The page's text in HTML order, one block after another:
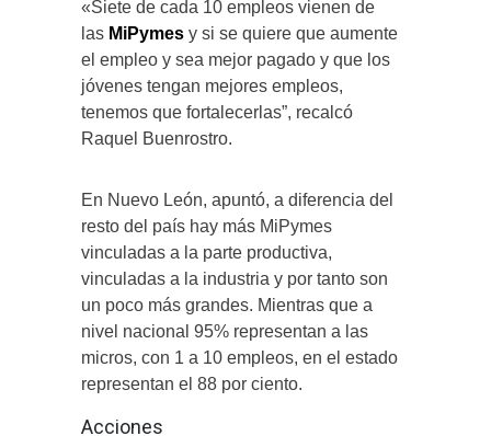
«Siete de cada 10 empleos vienen de
las MiPymes y si se quiere que aumente
el empleo y sea mejor pagado y que los
jóvenes tengan mejores empleos,
tenemos que fortalecerlas”, recalcó
Raquel Buenrostro.
En Nuevo León, apuntó, a diferencia del
resto del país hay más MiPymes
vinculadas a la parte productiva,
vinculadas a la industria y por tanto son
un poco más grandes. Mientras que a
nivel nacional 95% representan a las
micros, con 1 a 10 empleos, en el estado
representan el 88 por ciento.
Acciones